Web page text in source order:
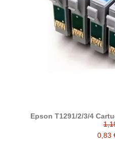
Epson T1291/2/3/4
0,83